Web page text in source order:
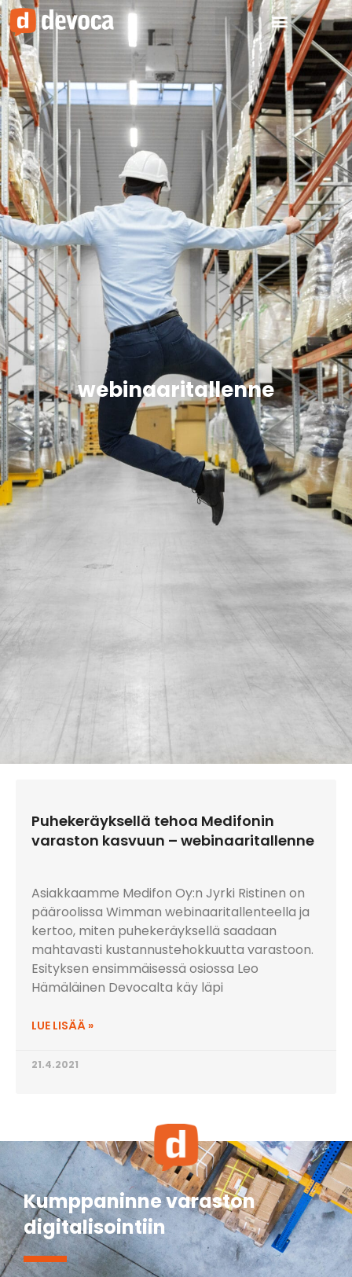
webinaaritallenne
Puhekeräyksellä tehoa Medifonin
varaston kasvuun – webinaaritallenne
Asiakkaamme Medifon Oy:n Jyrki Ristinen on
pääroolissa Wimman webinaaritallenteella ja
kertoo, miten puhekeräyksellä saadaan
mahtavasti kustannustehokkuutta varastoon.
Esityksen ensimmäisessä osiossa Leo
Hämäläinen Devocalta käy läpi
LUE LISÄÄ »
21.4.2021
Kumppaninne varaston
digitalisointiin